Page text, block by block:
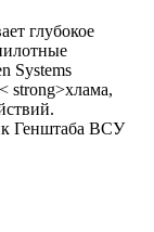
глубокое
Systems
strong>хлама,
Генштаба ВСУ